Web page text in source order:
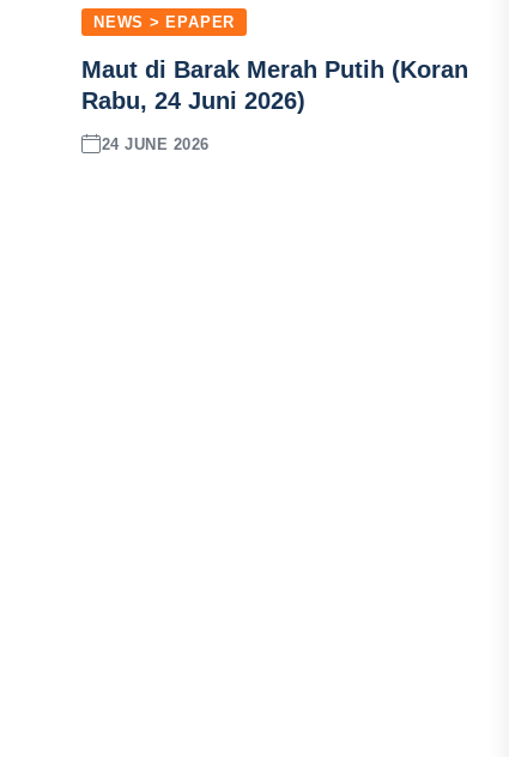
NEWS > EPAPER
Maut di Barak Merah Putih (Koran
Rabu, 24 Juni 2026)
24 JUNE 2026